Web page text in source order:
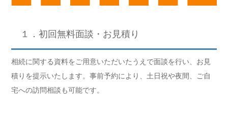
１．初回無料面談・お見積り
相続に関する資料をご用意いただいたうえで面談を行い、お見
積りを提示いたします。事前予約により、土日祝や夜間、ご自
宅への訪問相談も可能です。